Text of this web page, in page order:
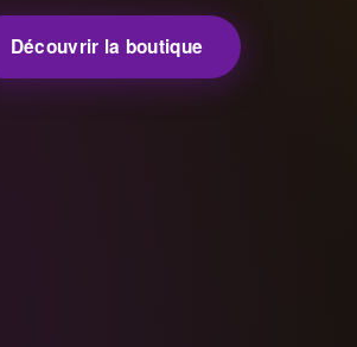
Découvrir la boutique